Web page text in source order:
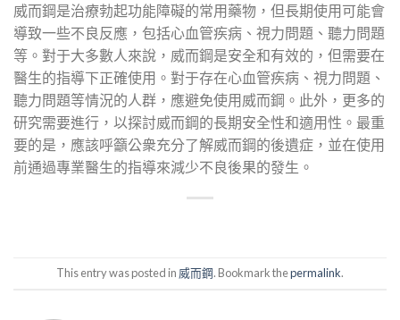
威而鋼是治療勃起功能障礙的常用藥物，但長期使用可能會
導致一些不良反應，包括心血管疾病、視力問題、聽力問題
等。對于大多數人來說，威而鋼是安全和有效的，但需要在
醫生的指導下正確使用。對于存在心血管疾病、視力問題、
聽力問題等情況的人群，應避免使用威而鋼。此外，更多的
研究需要進行，以探討威而鋼的長期安全性和適用性。最重
要的是，應該呼籲公衆充分了解威而鋼的後遺症，並在使用
前通過專業醫生的指導來減少不良後果的發生。
This entry was posted in 威而鋼. Bookmark thepermalink.